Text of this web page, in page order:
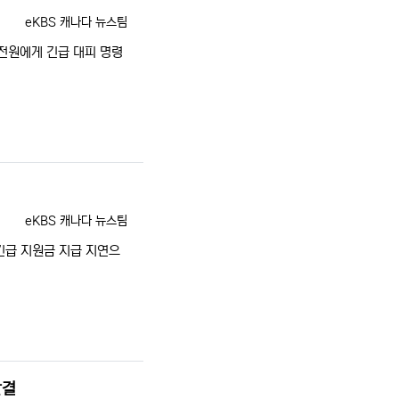
등록자
eKBS 캐나다 뉴스팀
원에게 긴급 대피 명령
등록자
eKBS 캐나다 뉴스팀
지원금 지급 지연으